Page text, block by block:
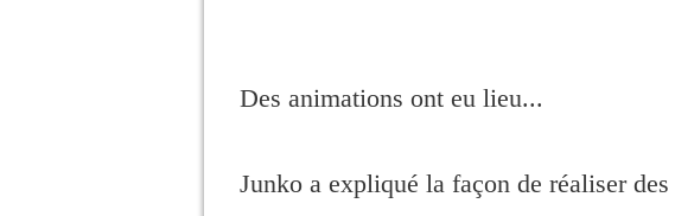
Des animations ont eu lieu...
Junko a expliqué la façon de réaliser